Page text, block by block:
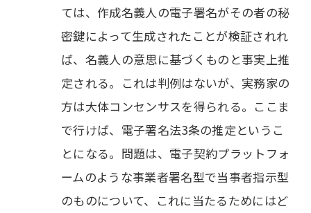
ては、作成名義人の電子署名がその者の秘
密鍵によって生成されたことが検証されれ
ば、名義人の意思に基づくものと事実上推
定される。これは判例はないが、実務家の
方は大体コンセンサスを得られる。ここま
で行けば、電子署名法3条の推定というこ
とになる。問題は、電子契約プラットフォ
ームのような事業者署名型で当事者指示型
のものについて、これに当たるためにはど